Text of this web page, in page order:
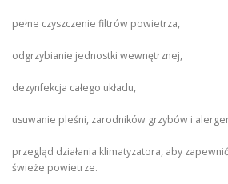
pełne czyszczenie filtrów powietrza,
odgrzybianie jednostki wewnętrznej,
dezynfekcja całego układu,
usuwanie pleśni, zarodników grzybów i
przegląd działania klimatyzatora, aby
świeże powietrze.